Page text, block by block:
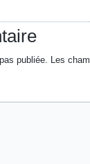
publiée. Les